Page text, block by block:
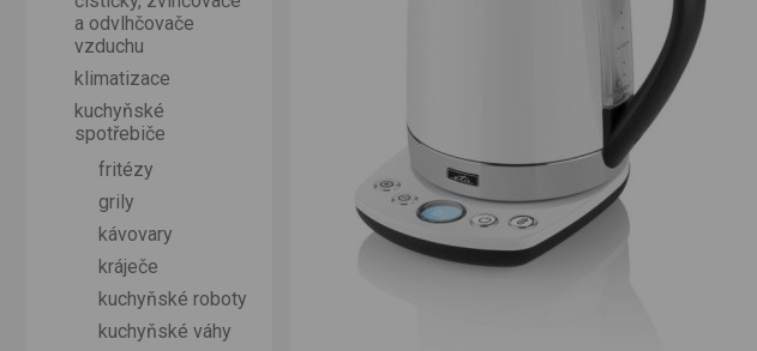
a odvlhčovače
vzduchu
klimatizace
kuchyňské
spotřebiče
fritézy
grily
kávovary
kráječe
kuchyňské roboty
kuchyňské váhy